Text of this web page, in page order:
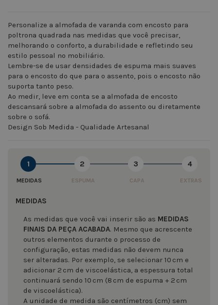
Personalize a almofada de varanda com encosto para
poltrona quadrada nas medidas que você precisar,
melhorando o conforto, a durabilidade e refletindo seu
estilo pessoal no mobiliário.
Lembre-se de usar densidades de espuma mais suaves
para o encosto do que para o assento, pois o encosto não
suporta tanto peso.
Ao medir, leve em conta se a almofada de encosto
descansará sobre a almofada do assento ou diretamente
sobre o sofá.
Design Sob Medida - Qualidade Artesanal
1
MEDIDAS
2
ESPUMA
3
CAPA
4
EXTRAS
MEDIDAS
As medidas que você vai inserir são as MEDIDAS
FINAIS DA PEÇA ACABADA. Mesmo que acrescente
outros elementos durante o processo de
configuração, estas medidas não devem nunca
ser alteradas. Por exemplo, se selecionar 10 cm e
adicionar 2 cm de viscoelástica, a espessura total
continuará sendo 10 cm (8 cm de espuma + 2 cm
de viscoelástica).
A unidade de medida são centímetros (cm) sem